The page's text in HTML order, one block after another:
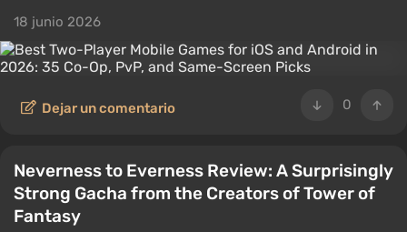
18 junio 2026
0
Dejar un comentario
Neverness to Everness Review: A Surprisingly
Strong Gacha from the Creators of Tower of
Fantasy